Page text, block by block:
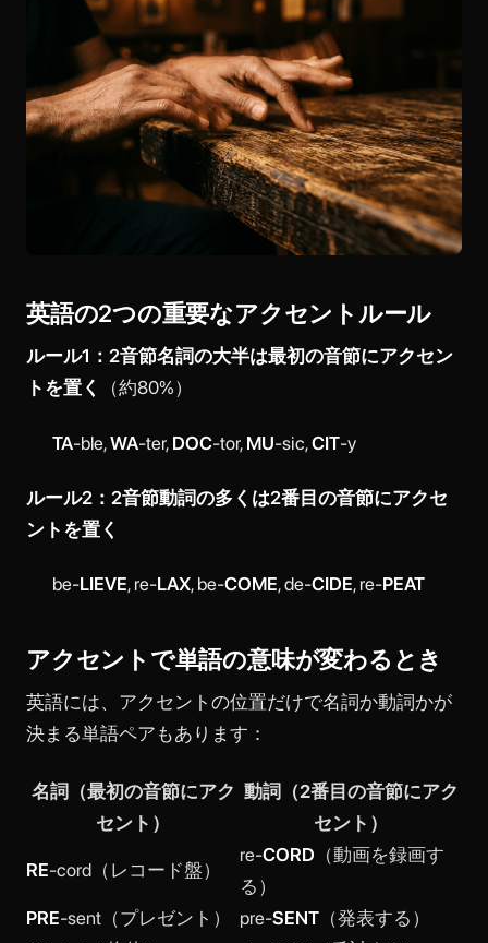
英語の2つの重要なアクセントルール
ルール1：2音節名詞の大半は最初の音節にアクセン
トを置く
（約80%）
TA-ble,WA-ter, DOC-tor, MU-sic,CIT-y
ルール2：2音節動詞の多くは2番目の音節にアクセ
ントを置く
be-LIEVE, re-LAX, be-COME, de-CIDE, re-PEAT
アクセントで単語の意味が変わるとき
英語には、アクセントの位置だけで名詞か動詞かが
決まる単語ペアもあります：
名詞（最初の音節にアク
セント）
動詞（2番目の音節にアク
セント）
RE-cord（レコード盤）
re-CORD （動画を録画す
る）
PRE-sent（プレゼント） pre-SENT （発表する）